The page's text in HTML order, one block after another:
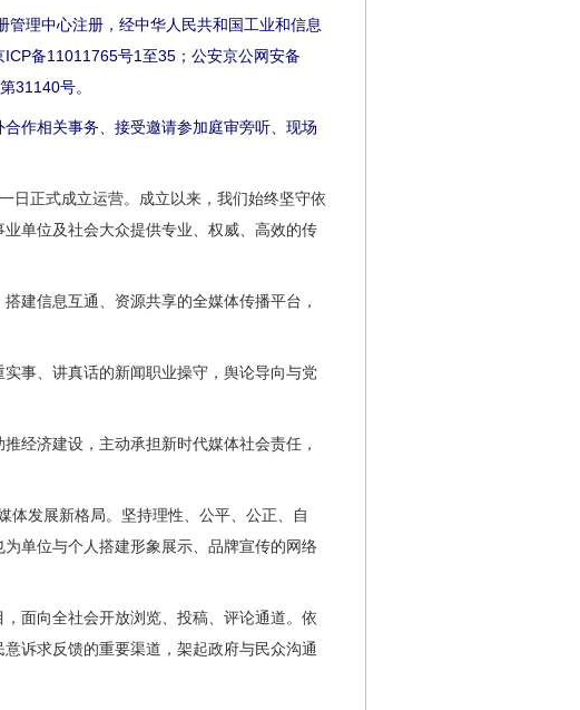
理中心注册，经中华人民共和国工业和信息
备11011765号1至35；公安京公网安备
31140号。
作相关事务、接受邀请参加庭审旁听、现场
正式成立运营。成立以来，我们始终坚守依
单位及社会大众提供专业、权威、高效的传
信息互通、资源共享的全媒体传播平台，
事、讲真话的新闻职业操守，舆论导向与党
济建设，主动承担新时代媒体社会责任，
发展新格局。坚持理性、公平、公正、自
单位与个人搭建形象展示、品牌宣传的网络
面向全社会开放浏览、投稿、评论通道。依
诉求反馈的重要渠道，架起政府与民众沟通